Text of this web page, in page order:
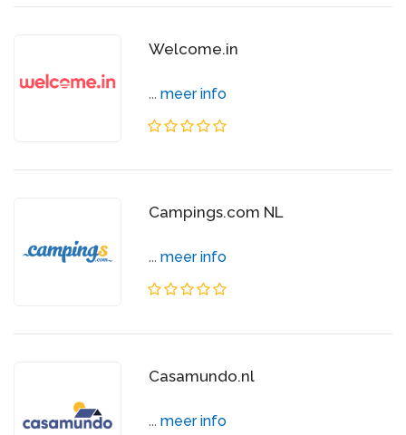
Welcome.in
...meer info
Campings.com NL
...meer info
Casamundo.nl
...meer info